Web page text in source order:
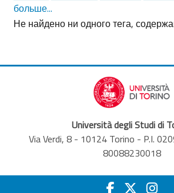
больше...
Не найдено ни одного тега,
Università degli Studi di
Via Verdi, 8 - 10124 Torino - P.I.
80088230018